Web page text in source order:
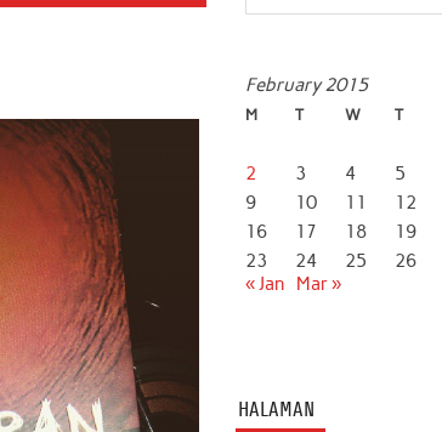
February 2015
M T W T
2
3 4 5
9
10 11 12
16
17 18 19
23
24 25 26
« Jan
Mar »
HALAMAN